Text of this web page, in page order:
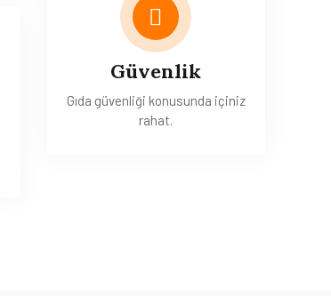
Güvenlik
Gıda güvenliği konusunda içiniz
rahat.